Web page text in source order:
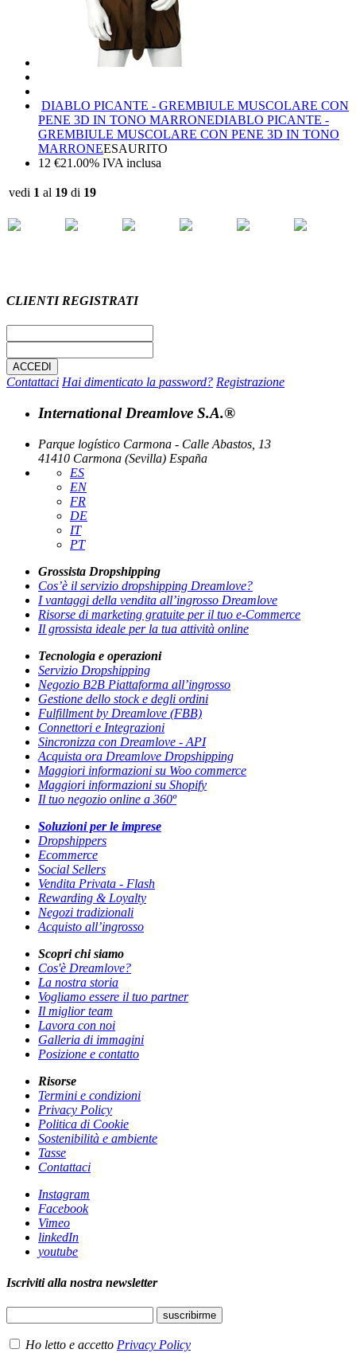
DIABLO PICANTE - GREMBIULE MUSCOLARE CON
PENE 3D IN TONO MARRONEDIABLO PICANTE -
GREMBIULE MUSCOLARE CON PENE 3D IN TONO
MARRONEESAURITO
12 €21.00% IVA inclusa
vedi 1 al 19 di 19
CLIENTI REGISTRATI
Contattaci Hai dimenticato la password? Registrazione
International Dreamlove S.A.®
Parque logístico Carmona - Calle Abastos, 13
41410 Carmona (Sevilla) España
ES
EN
FR
DE
IT
PT
Grossista Dropshipping
Cos’è il servizio dropshipping Dreamlove?
I vantaggi della vendita all’ingrosso Dreamlove
Risorse di marketing gratuite per il tuo e-Commerce
Il grossista ideale per la tua attività online
Tecnologia e operazioni
Servizio Dropshipping
Negozio B2B Piattaforma all’ingrosso
Gestione dello stock e degli ordini
Fulfillment by Dreamlove (FBB)
Connettori e Integrazioni
Sincronizza con Dreamlove - API
Acquista ora Dreamlove Dropshipping
Maggiori informazioni su Woo commerce
Maggiori informazioni su Shopify
Il tuo negozio online a 360º
Soluzioni per le imprese
Dropshippers
Ecommerce
Social Sellers
Vendita Privata - Flash
Rewarding & Loyalty
Negozi tradizionali
Acquisto all’ingrosso
Scopri chi siamo
Cos'è Dreamlove?
La nostra storia
Vogliamo essere il tuo partner
Il miglior team
Lavora con noi
Galleria di immagini
Posizione e contatto
Risorse
Termini e condizioni
Privacy Policy
Politica di Cookie
Sostenibilità e ambiente
Tasse
Contattaci
Instagram
Facebook
Vimeo
linkedIn
youtube
Iscriviti alla nostra newsletter
Ho letto e accetto Privacy Policy